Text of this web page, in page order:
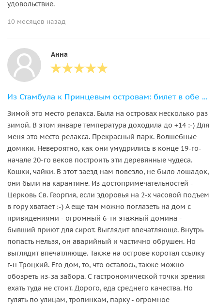
удовольствие.
10 месяцев назад
Анна
Из Стамбула к Принцевым островам: билет в обе стороны с аудиогидом
Зимой это место релакса. Была на островах несколько раз
зимой. В этом январе температура доходила до +14 :-) Для
меня это место релакса. Прекрасный парк. Волшебные
домики. Невероятно, как они умудрились в конце 19-го-
начале 20-го веков построить эти деревянные чудеса.
Кошки, чайки. В этот заезд нам повезло, не было лошадок,
они были на карантине. Из достопримечательностей -
Церковь Св. Георгия, если здоровья на 2-х часовой подъем
в гору хватает :-) А еще там можно поглазеть на дом с
привидениями - огромный 6-ти этажный домина -
бывший приют для сирот. Выглядит впечатляюще. Внутрь
попасть нельзя, он аварийный и частично обрушен. Но
выглядит впечатляюще. Также на острове коротал ссылку
г-н Троцкий. Его дом, то, что осталось, также можно
обозреть из-за забора. С гастрономической точки зрения
ехать туда не стоит. Дорого, еда среднего качества. Но
гулять по улицам, тропинкам, парку - огромное